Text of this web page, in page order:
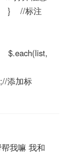
} //标注
$.each(list,
添加标
我嘛 我和